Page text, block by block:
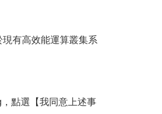
有高效能運算叢集系
點選【我同意上述事